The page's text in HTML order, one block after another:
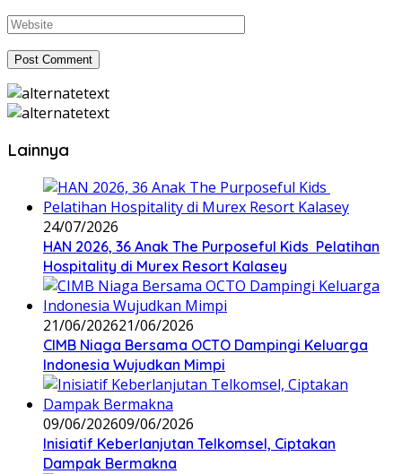
Lainnya
24/07/2026
HAN 2026, 36 Anak The Purposeful Kids Pelatihan
Hospitality di Murex Resort Kalasey
21/06/202621/06/2026
CIMB Niaga Bersama OCTO Dampingi Keluarga
Indonesia Wujudkan Mimpi
09/06/202609/06/2026
Inisiatif Keberlanjutan Telkomsel, Ciptakan
Dampak Bermakna